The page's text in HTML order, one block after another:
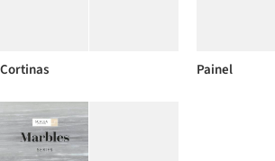
Cortinas Painel